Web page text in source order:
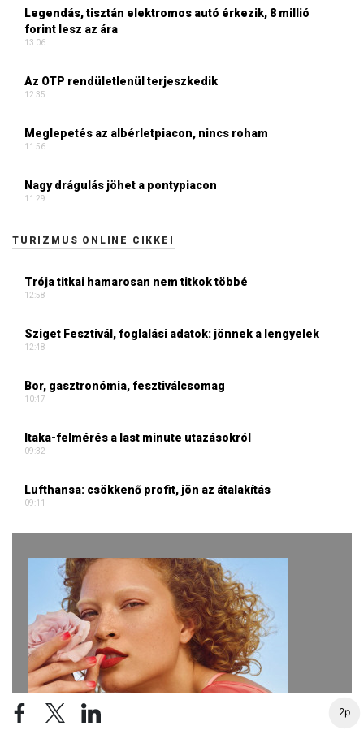
2p
Legendás, tisztán elektromos autó érkezik, 8 millió
forint lesz az ára
13:06
Az OTP rendületlenül terjeszkedik
12:35
Meglepetés az albérletpiacon, nincs roham
11:56
Nagy drágulás jöhet a pontypiacon
11:29
TURIZMUS ONLINE CIKKEI
Trója titkai hamarosan nem titkok többé
12:58
Sziget Fesztivál, foglalási adatok: jönnek a lengyelek
12:48
Bor, gasztronómia, fesztiválcsomag
10:47
Itaka-felmérés a last minute utazásokról
09:32
Lufthansa: csökkenő profit, jön az átalakítás
09:11